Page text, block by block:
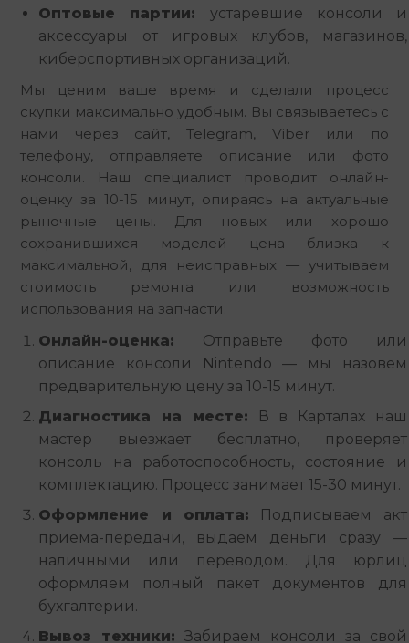
Оптовые партии: устаревшие консоли и
аксессуары от игровых клубов, магазинов,
киберспортивных организаций.
Мы ценим ваше время и сделали процесс
скупки максимально удобным. Вы связываетесь с
нами через сайт, Telegram, Viber или по
телефону, отправляете описание или фото
консоли. Наш специалист проводит онлайн-
оценку за 10-15 минут, опираясь на актуальные
рыночные цены. Для новых или хорошо
сохранившихся моделей цена близка к
максимальной, для неисправных — учитываем
стоимость ремонта или возможность
использования на запчасти.
Онлайн-оценка: Отправьте фото или
описание консоли Nintendo — мы назовем
предварительную цену за 10-15 минут.
Диагностика на месте: В в Карталах наш
мастер выезжает бесплатно, проверяет
консоль на работоспособность, состояние и
комплектацию. Процесс занимает 15-30 минут.
Оформление и оплата: Подписываем акт
приема-передачи, выдаем деньги сразу —
наличными или переводом. Для юрлиц
оформляем полный пакет документов для
бухгалтерии.
Вывоз техники: Забираем консоли за свой